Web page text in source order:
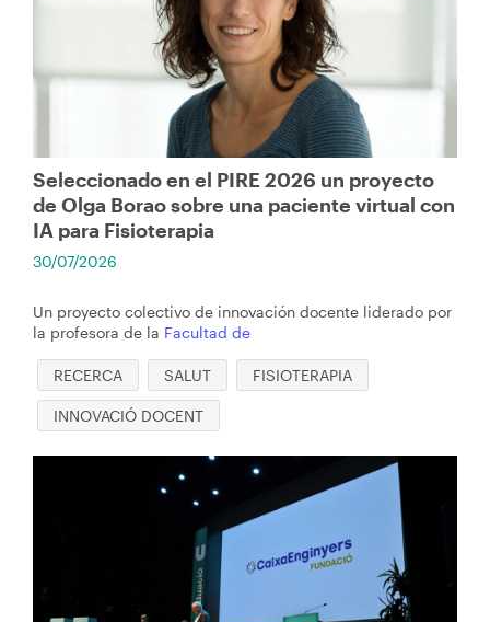
navegación
Seleccionado en el PIRE 2026 un proyecto
de Olga Borao sobre una paciente virtual con
IA para Fisioterapia
30/07/2026
Un proyecto colectivo de innovación docente liderado por
la profesora de la Facultad de
RECERCA SALUT FISIOTERAPIA
INNOVACIÓ DOCENT